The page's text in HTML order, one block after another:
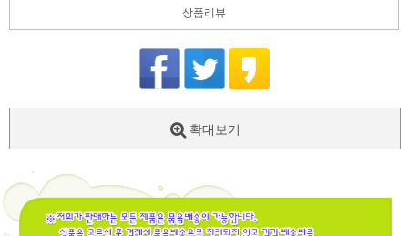
상품리뷰
확대보기